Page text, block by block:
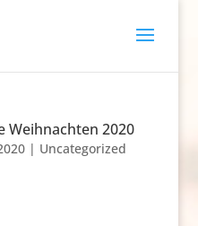
Weihnachten 2020
| Uncategorized